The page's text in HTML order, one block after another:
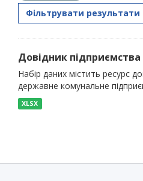
Фільтрувати результати
Довідник
Набір даних містить ресурс
державне комунальне
XLSX